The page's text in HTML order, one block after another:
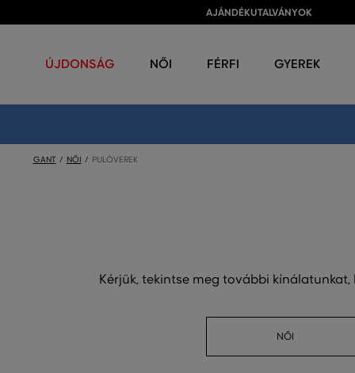
AJÁNDÉKUTALVÁNYOK
ÚJDONSÁG NŐI FÉRFI GYEREK
GANT NŐI PULÓVEREK
Kérjük, tekintse meg további
NŐI